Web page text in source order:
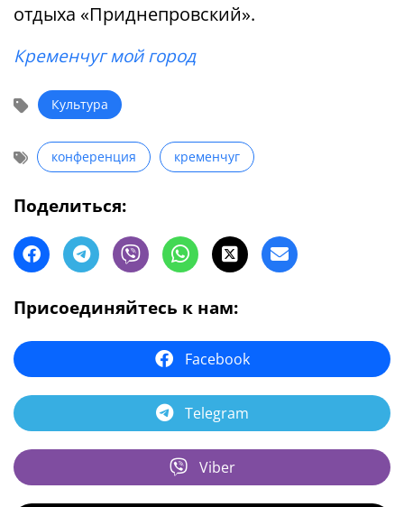
отдыха «Приднепровский».
Кременчуг мой город
Культура
конференция кременчуг
Поделиться:
Присоединяйтесь к нам:
Facebook
Telegram
Viber